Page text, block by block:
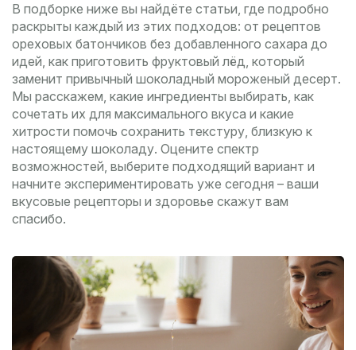
В подборке ниже вы найдёте статьи, где подробно
раскрыты каждый из этих подходов: от рецептов
ореховых батончиков без добавленного сахара до
идей, как приготовить фруктовый лёд, который
заменит привычный шоколадный мороженый десерт.
Мы расскажем, какие ингредиенты выбирать, как
сочетать их для максимального вкуса и какие
хитрости помочь сохранить текстуру, близкую к
настоящему шоколаду. Оцените спектр
возможностей, выберите подходящий вариант и
начните экспериментировать уже сегодня – ваши
вкусовые рецепторы и здоровье скажут вам
спасибо.